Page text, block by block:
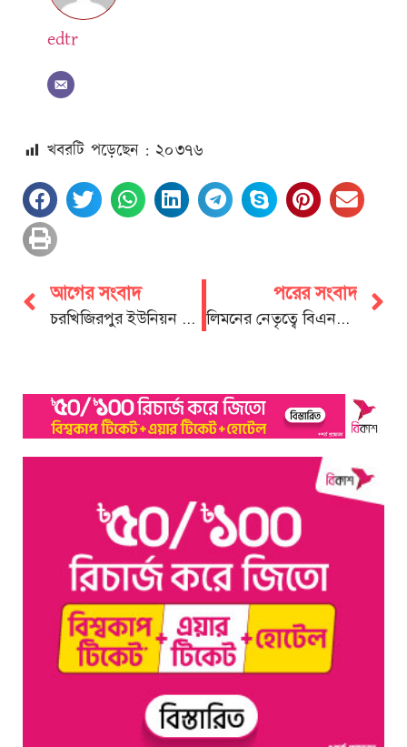
edtr
খবরটি পড়েছেন : ২০৩৭৬
আগের সংবাদ
চরখিজিরপুর ইউনিয়ন যুবলীগের সম্মেলন প্রস্তুতি কমিটি গঠিত
পরের সংবাদ
লিমনের নেতৃত্বে বিএনপি জামাতের অবরোধ বিরোধী অবস্থান কর্মসূচী